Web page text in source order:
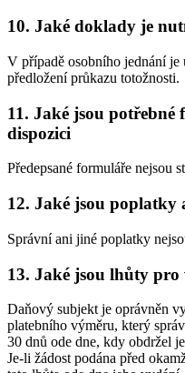
10. Jaké doklady je
V případě osobního jednání je
předložení průkazu totožnosti.
11. Jaké jsou
dispozici
Předepsané formuláře nejsou
12. Jaké jsou poplatky
Správní ani jiné poplatky
13. Jaké jsou lhůty pro
Daňový subjekt je oprávněn
platebního výměru, který
30 dnů ode dne, kdy obdržel
Je-li žádost podána před